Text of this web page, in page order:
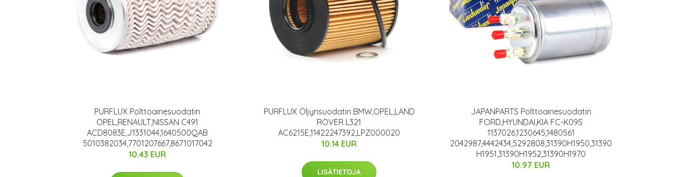
PURFLUX Polttoainesuodatin
OPEL,RENAULT,NISSAN C491
ACD8083E,J1331044,1640500QAB
5010382034,7701207667,8671017042
10.43 EUR
PURFLUX Öljynsuodatin BMW,OPEL,LAND
ROVER L321
AC6215E,11422247392,LPZ000020
10.14 EUR
LISÄTIETOJA
JAPANPARTS Polttoainesuodatin
FORD,HYUNDAI,KIA FC-K09S
1137026,1230645,1480561
2042987,4442434,5292808,31390H1950,31390
H1951,31390H1952,31390H1970
10.97 EUR